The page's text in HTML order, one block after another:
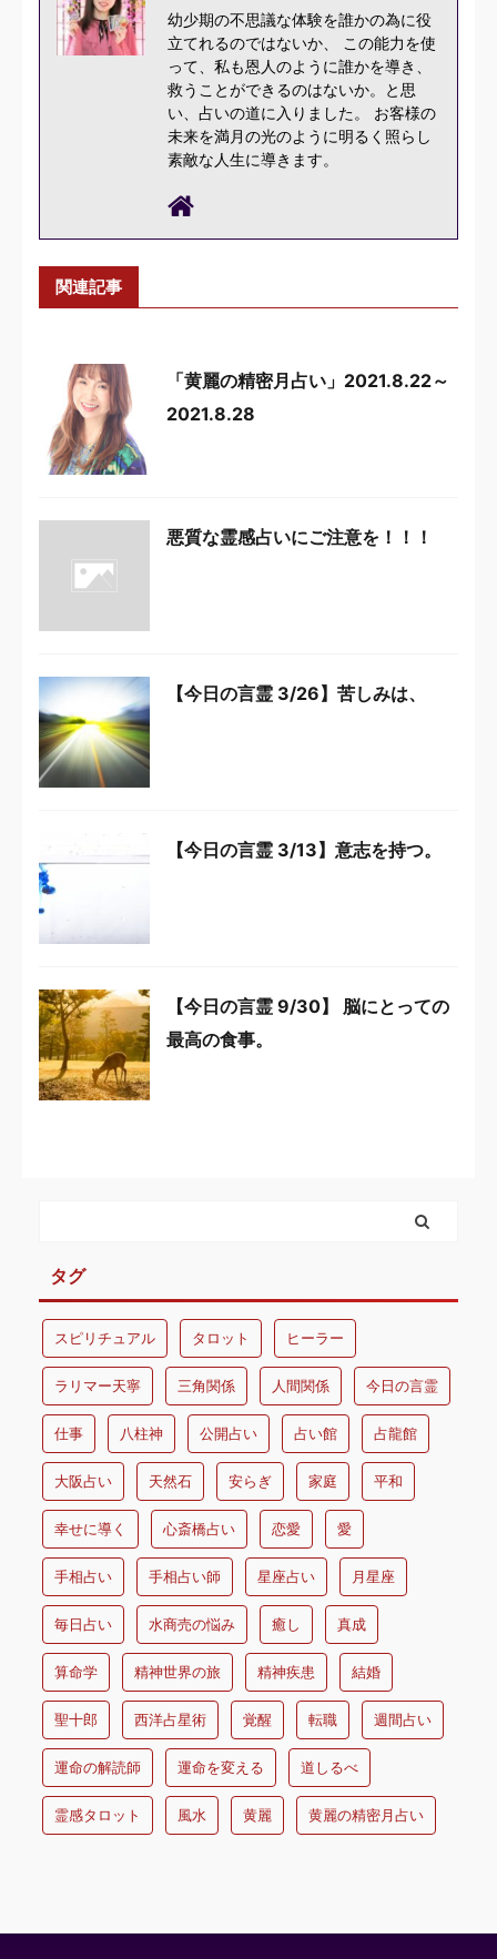
幼少期の不思議な体験を誰かの為に役
立てれるのではないか、 この能力を使
って、私も恩人のように誰かを導き、
救うことができるのはないか。と思
い、占いの道に入りました。 お客様の
未来を満月の光のように明るく照らし
素敵な人生に導きます。
関連記事
「黄麗の精密月占い」2021.8.22～
2021.8.28
悪質な霊感占いにご注意を！！！
【今日の言霊 3/26】苦しみは、
【今日の言霊 3/13】意志を持つ。
【今日の言霊 9/30】 脳にとっての
最高の食事。
タグ
スピリチュアル タロット ヒーラー
ラリマー天寧 三角関係 人間関係 今日の言霊
仕事 八柱神 公開占い 占い館 占龍館
大阪占い 天然石 安らぎ 家庭 平和
幸せに導く 心斎橋占い 恋愛 愛
手相占い 手相占い師 星座占い 月星座
毎日占い 水商売の悩み 癒し 真成
算命学 精神世界の旅 精神疾患 結婚
聖十郎 西洋占星術 覚醒 転職 週間占い
運命の解読師 運命を変える 道しるべ
霊感タロット 風水 黄麗 黄麗の精密月占い